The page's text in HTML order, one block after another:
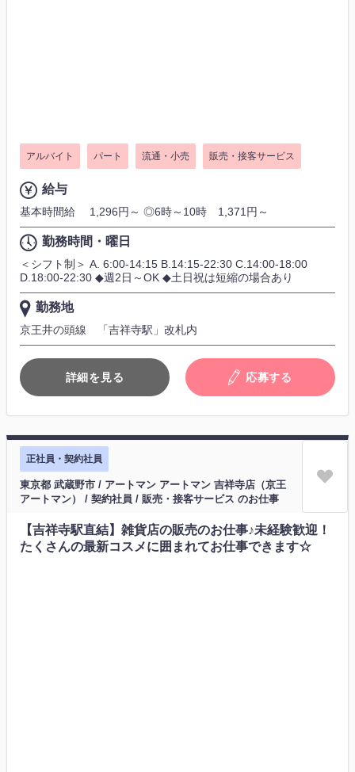
アルバイト パート 流通・小売 販売・接客サービス
給与
基本時間給 1,296円～ ◎6時～10時 1,371円～
勤務時間・曜日
＜シフト制＞ A. 6:00-14:15 B.14:15-22:30 C.14:00-18:00
D.18:00-22:30 ◆週2日～OK ◆土日祝は短縮の場合あり
勤務地
京王井の頭線 「吉祥寺駅」改札内
詳細を見る 応募する
正社員・契約社員
東京都 武蔵野市 / アートマン アートマン 吉祥寺店（京王
アートマン） / 契約社員 / 販売・接客サービス のお仕事
【吉祥寺駅直結】雑貨店の販売のお仕事♪未経験歓迎！
たくさんの最新コスメに囲まれてお仕事できます☆